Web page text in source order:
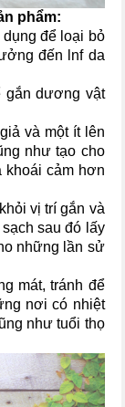
phẩm:
để loại bỏ
đến lnf da
gắn dương vật
và một ít lên
như tạo cho
khoái cảm hơn
vị trí gắn và
sau đó lấy
những lần sử
mát, tránh để
nơi có nhiệt
như tuổi thọ